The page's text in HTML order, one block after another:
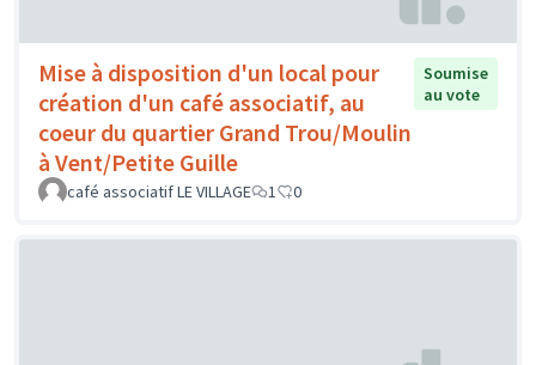
Mise à disposition d'un local pour
création d'un café associatif, au
coeur du quartier Grand Trou/Moulin
à Vent/Petite Guille
Soumise
au vote
café associatif LE VILLAGE 1 0